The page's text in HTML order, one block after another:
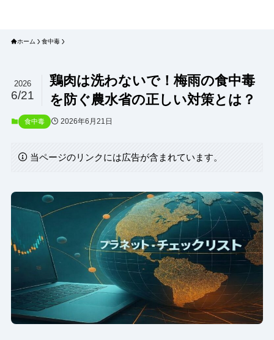
ホーム 食中毒
鶏肉は洗わないで！梅雨の食中毒
を防ぐ農水省の正しい対策とは？
2026
6/21
食中毒 2026年6月21日
当ページのリンクには広告が含まれています。